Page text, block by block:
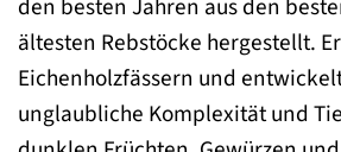
den besten Jahren aus den
ältesten Rebstöcke hergestellt.
Eichenholzfässern und
unglaubliche Komplexität und